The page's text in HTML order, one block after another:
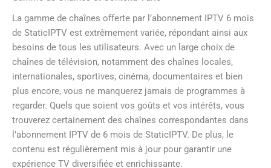
La gamme de chaînes offerte par l’abonnement IPTV 6 mois
de StaticIPTV est extrêmement variée, répondant ainsi aux
besoins de tous les utilisateurs. Avec un large choix de
chaînes de télévision, notamment des chaînes locales,
internationales, sportives, cinéma, documentaires et bien
plus encore, vous ne manquerez jamais de programmes à
regarder. Quels que soient vos goûts et vos intérêts, vous
trouverez certainement des chaînes correspondantes dans
l’abonnement IPTV de 6 mois de StaticIPTV. De plus, le
contenu est régulièrement mis à jour pour garantir une
expérience TV diversifiée et enrichissante.